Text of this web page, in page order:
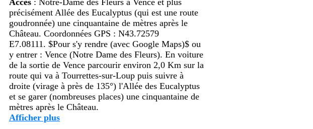
précisément Allée des Eucalyptus (qui est une route
goudronnée) une cinquantaine de mètres après le
Château. Coordonnées GPS : N43.72579
E7.08111. $Pour s'y rendre (avec Google Maps)$ ou
y entrer : Vence (Notre Dame des Fleurs). En voiture
de la sortie de Vence parcourir environ 2,0 Km sur la
route qui va à Tourrettes-sur-Loup puis suivre à
droite (virage à près de 135°) l'Allée des Eucalyptus
et se garer (nombreuses places) une cinquantaine de
mètres après le Château.
Afficher plus